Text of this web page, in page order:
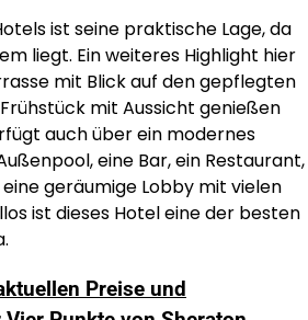
ist seine praktische Lage, da
liegt. Ein weiteres Highlight hier
mit Blick auf den gepflegten
mit Aussicht genießen
auch über ein modernes
eine Bar, ein Restaurant,
geräumige Lobby mit vielen
ist dieses Hotel eine der besten
Preise und